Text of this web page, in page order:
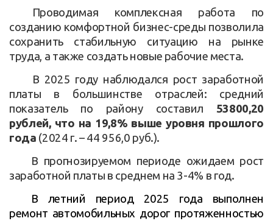
Проводимая комплексная работа по
созданию комфортной бизнес-среды позволила
сохранить стабильную ситуацию на рынке
труда, а также создать новые рабочие места.
В 2025 году наблюдался рост заработной
платы в большинстве отраслей: средний
показатель по району составил 53800,20
рублей, что на 19,8% выше уровня прошлого
года (2024 г. – 44 956,0 руб.).
В прогнозируемом периоде ожидаем рост
заработной платы в среднем на 3-4% в год.
В летний период 2025 года выполнен
ремонт автомобильных дорог протяженностью